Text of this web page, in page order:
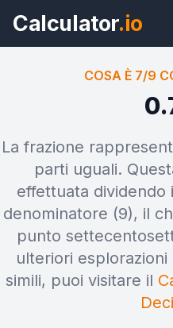
Calculator.io
COSA È 7/9
La frazione
parti uguali.
effettuata
denominatore (9), il
punto
ulteriori
simili, puoi visitare il